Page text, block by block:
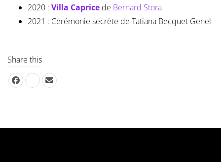
2020 : Villa Capricede Bernard Stora
2021 : Cérémonie secrète de Tatiana Becquet Genel
Share this